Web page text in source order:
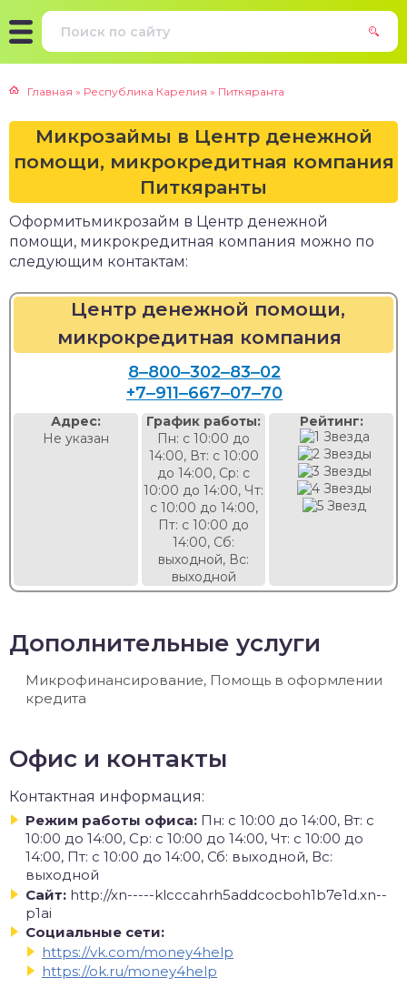
Главная » Республика Карелия » Питкяранта
Микрозаймы в Центр денежной
помощи, микрокредитная компания
Питкяранты
Оформитьмикрозайм в Центр денежной
помощи, микрокредитная компания можно по
следующим контактам:
Центр денежной помощи,
микрокредитная компания
8‒800‒302‒83‒02
+7‒911‒667‒07‒70
Адрес:
Не указан
График работы:
Пн: с 10:00 до
14:00, Вт: с 10:00
до 14:00, Ср: с
10:00 до 14:00, Чт:
с 10:00 до 14:00,
Пт: с 10:00 до
14:00, Сб:
выходной, Вс:
выходной
Рейтинг:
Дополнительные услуги
Микрофинансирование, Помощь в оформлении
кредита
Офис и контакты
Контактная информация:
Режим работы офиса: Пн: с 10:00 до 14:00, Вт: с
10:00 до 14:00, Ср: с 10:00 до 14:00, Чт: с 10:00 до
14:00, Пт: с 10:00 до 14:00, Сб: выходной, Вс:
выходной
Сайт: http://xn-----klcccahrh5addcocboh1b7e1d.xn--
p1ai
Социальные сети:
https://vk.com/money4help
https://ok.ru/money4help